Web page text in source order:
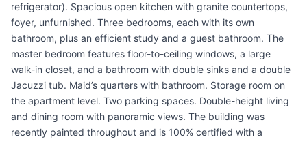
refrigerator). Spacious open kitchen with granite countertops,
foyer, unfurnished. Three bedrooms, each with its own
bathroom, plus an efficient study and a guest bathroom. The
master bedroom features floor-to-ceiling windows, a large
walk-in closet, and a bathroom with double sinks and a double
Jacuzzi tub. Maid’s quarters with bathroom. Storage room on
the apartment level. Two parking spaces. Double-height living
and dining room with panoramic views. The building was
recently painted throughout and is 100% certified with a